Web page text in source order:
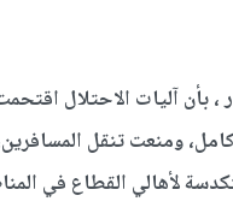
، بأن آليات الاحتلال
ومنعت تنقل
لأهالي القطاع في